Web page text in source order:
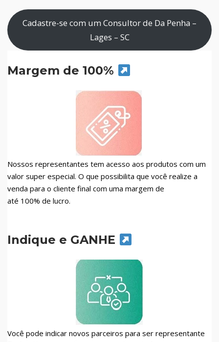
Cadastre-se com um Consultor de Da Penha –
Lages – SC
Margem de 100%
Nossos representantes tem acesso aos produtos com um
valor super especial. O que possibilita que você realize a
venda para o cliente final com uma margem de
até 100% de lucro.
Indique e GANHE
Você pode indicar novos parceiros para ser representante